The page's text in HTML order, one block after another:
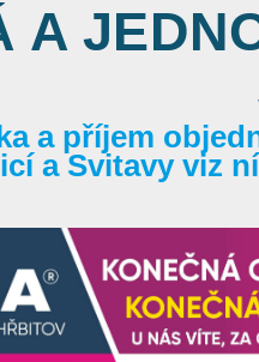
A
a příjem
a Svitavy viz